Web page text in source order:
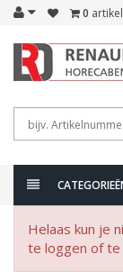
0
Helaas kun je
te loggen of